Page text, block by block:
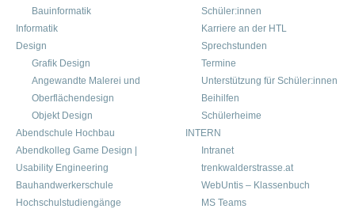
Bauinformatik
Informatik
Design
Grafik Design
Angewandte Malerei und
Oberflächendesign
Objekt Design
Abendschule Hochbau
Abendkolleg Game Design |
Usability Engineering
Bauhandwerkerschule
Hochschulstudiengänge
Schüler:innen
Karriere an der HTL
Sprechstunden
Termine
Unterstützung für Schüler:innen
Beihilfen
Schülerheime
INTERN
Intranet
trenkwalderstrasse.at
WebUntis – Klassenbuch
MS Teams